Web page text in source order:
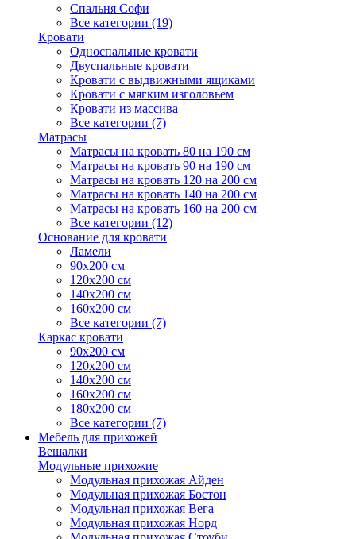
Спальня Софи
Все категории (19)
Кровати
Односпальные кровати
Двуспальные кровати
Кровати с выдвижными ящиками
Кровати с мягким изголовьем
Кровати из массива
Все категории (7)
Матрасы
Матрасы на кровать 80 на 190 см
Матрасы на кровать 90 на 190 см
Матрасы на кровать 120 на 200 см
Матрасы на кровать 140 на 200 см
Матрасы на кровать 160 на 200 см
Все категории (12)
Основание для кровати
Ламели
90х200 см
120х200 см
140х200 см
160х200 см
Все категории (7)
Каркас кровати
90х200 см
120х200 см
140х200 см
160х200 см
180х200 см
Все категории (7)
Мебель для прихожей
Вешалки
Модульные прихожие
Модульная прихожая Айден
Модульная прихожая Бостон
Модульная прихожая Вега
Модульная прихожая Норд